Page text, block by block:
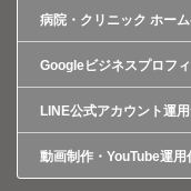
病院・クリニック ホー
Googleビジネスプロフ
LINE公式アカウント運
動画制作・YouTube運